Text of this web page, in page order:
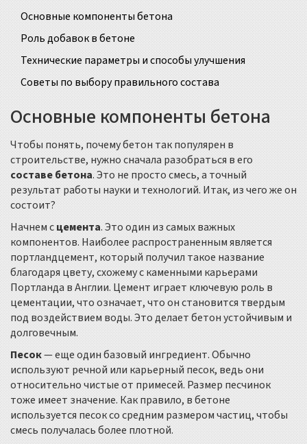
Основные компоненты бетона
Роль добавок в бетоне
Технические параметры и способы улучшения
Советы по выбору правильного состава
Основные компоненты бетона
Чтобы понять, почему бетон так популярен в
строительстве, нужно сначала разобраться в его
составе бетона. Это не просто смесь, а точный
результат работы науки и технологий. Итак, из чего же он
состоит?
Начнем сцемента. Это один из самых важных
компонентов. Наиболее распространенным является
портландцемент, который получил такое название
благодаря цвету, схожему с каменными карьерами
Портланда в Англии. Цемент играет ключевую роль в
цементации, что означает, что он становится твердым
под воздействием воды. Это делает бетон устойчивым и
долговечным.
Песок— еще один базовый ингредиент. Обычно
используют речной или карьерный песок, ведь они
относительно чистые от примесей. Размер песчинок
тоже имеет значение. Как правило, в бетоне
используется песок со средним размером частиц, чтобы
смесь получалась более плотной.